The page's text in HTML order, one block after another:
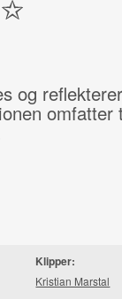
og
Klipper:
Kristian Marstal